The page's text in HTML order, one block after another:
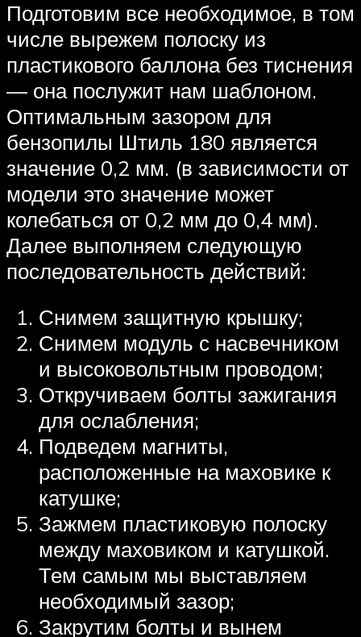
Подготовим все необходимое, в том
числе вырежем полоску из
пластикового баллона без тиснения
— она послужит нам шаблоном.
Оптимальным зазором для
бензопилы Штиль 180 является
значение 0,2 мм. (в зависимости от
модели это значение может
колебаться от 0,2 мм до 0,4 мм).
Далее выполняем следующую
последовательность действий:
Снимем защитную крышку;
Снимем модуль с насвечником
и высоковольтным проводом;
Откручиваем болты зажигания
для ослабления;
Подведем магниты,
расположенные на маховике к
катушке;
Зажмем пластиковую полоску
между маховиком и катушкой.
Тем самым мы выставляем
необходимый зазор;
Закрутим болты и вынем